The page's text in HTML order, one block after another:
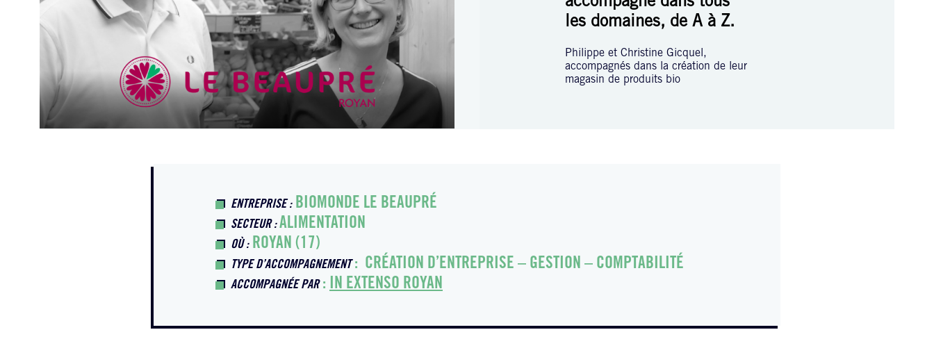
les domaines, de A à Z.
Philippe et Christine Gicquel,
accompagnés dans la création de leur
magasin de produits bio
ENTREPRISE :BIOMONDE LE BEAUPRÉ
SECTEUR :ALIMENTATION
OÙ :ROYAN (17)
TYPE D’ACCOMPAGNEMENT: CRÉATION D’ENTREPRISE – GESTION – COMPTABILITÉ
ACCOMPAGNÉE PAR: IN EXTENSO ROYAN